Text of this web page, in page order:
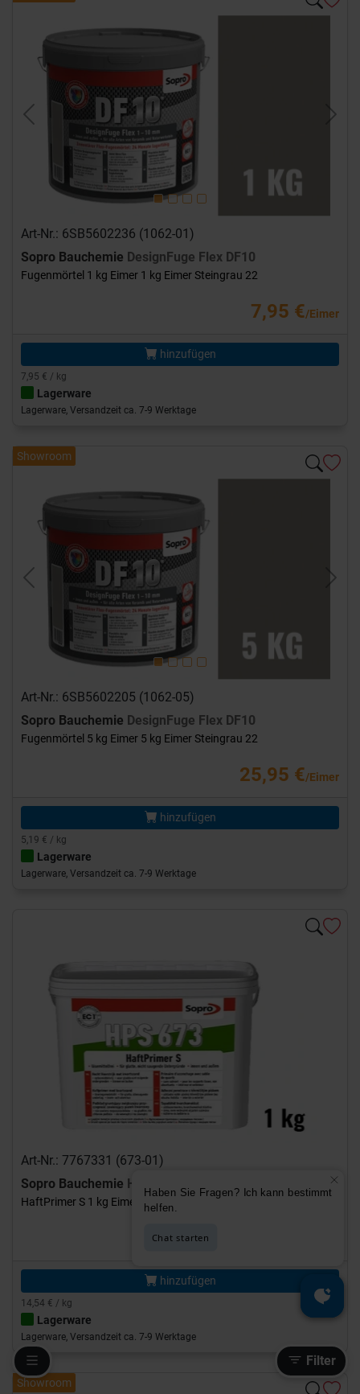
Filter
Previous Next
Art-Nr.: 6SB5602236 (1062-01)
Sopro Bauchemie DesignFuge Flex DF10
Fugenmörtel 1 kg Eimer 1 kg Eimer Steingrau 22
7,95 €/Eimer
hinzufügen
7,95 € / kg
Lagerware
Lagerware, Versandzeit ca. 7-9 Werktage
Showroom
Previous Next
Art-Nr.: 6SB5602205 (1062-05)
Sopro Bauchemie DesignFuge Flex DF10
Fugenmörtel 5 kg Eimer 5 kg Eimer Steingrau 22
25,95 €/Eimer
hinzufügen
5,19 € / kg
Lagerware
Lagerware, Versandzeit ca. 7-9 Werktage
Art-Nr.: 7767331 (673-01)
Sopro Bauchemie HPS 673
HaftPrimer S 1 kg Eimer Hellgrau
hinzufügen
14,54 € / kg
Lagerware
Lagerware, Versandzeit ca. 7-9 Werktage
Showroom